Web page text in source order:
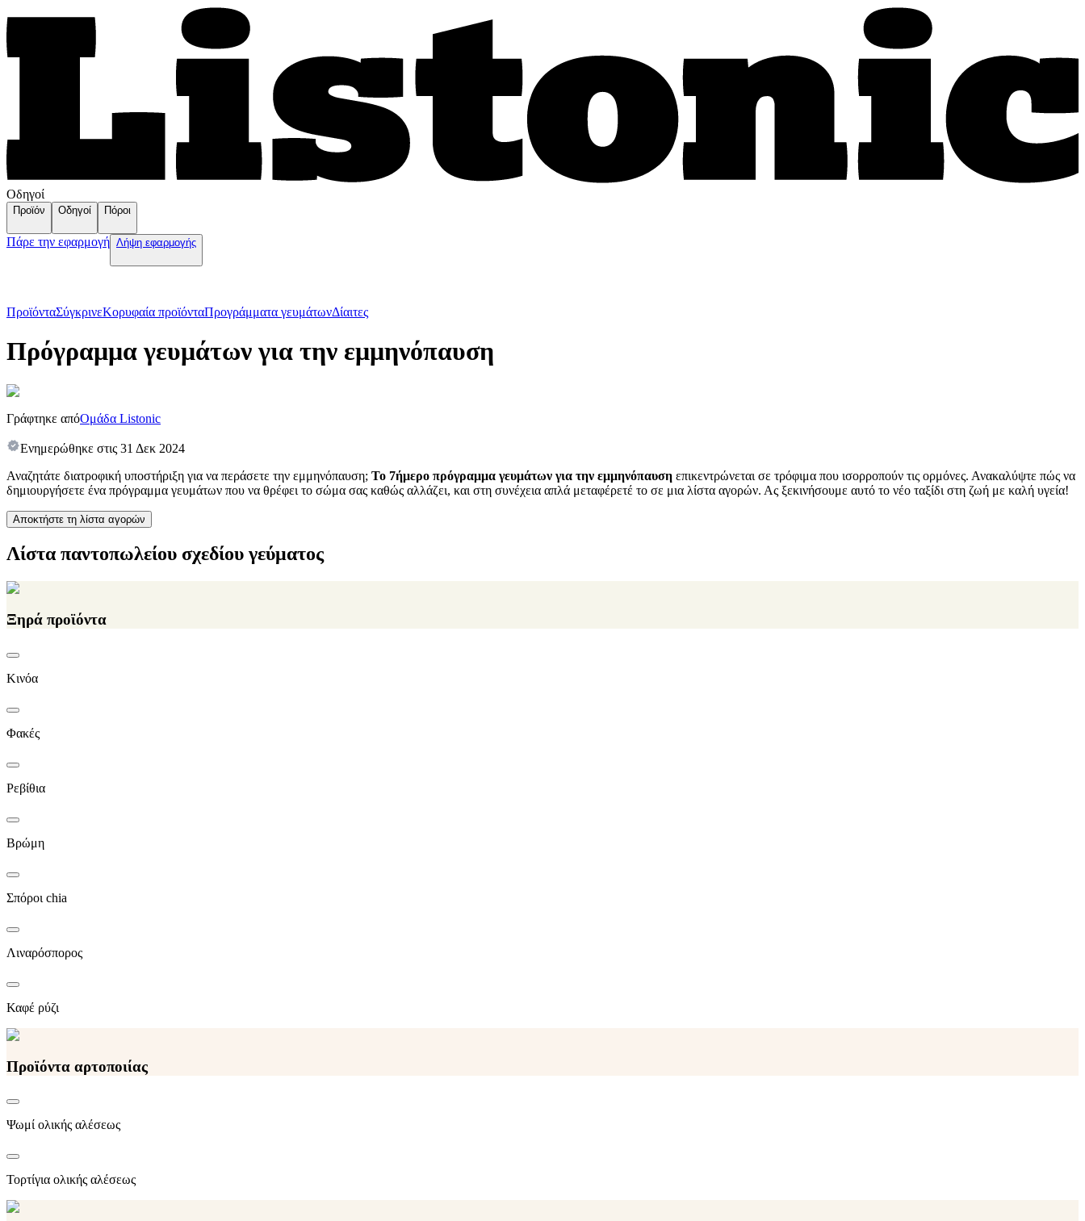
Οδηγοί
Προϊόν Οδηγοί Πόροι
Πάρε την εφαρμογή Λήψη εφαρμογής
ΠροϊόνταΣύγκρινεΚορυφαία προϊόνταПρογράμματα γευμάτωνΔίαιτες
Πρόγραμμα γευμάτων για την εμμηνόπαυση
Γράφτηκε απόΟμάδα Listonic
Ενημερώθηκε στις 31 Δεκ 2024
Αναζητάτε διατροφική υποστήριξη για να περάσετε την εμμηνόπαυση; Το 7ήμερο πρόγραμμα γευμάτων για την εμμηνόπαυση επικεντρώνεται σε τρόφιμα που ισορροπούν τις ορμόνες. Ανακαλύψτε πώς να
δημιουργήσετε ένα πρόγραμμα γευμάτων που να θρέφει το σώμα σας καθώς αλλάζει, και στη συνέχεια απλά μεταφέρετέ το σε μια λίστα αγορών. Ας ξεκινήσουμε αυτό το νέο ταξίδι στη ζωή με καλή υγεία!
Αποκτήστε τη λίστα αγορών
Λίστα παντοπωλείου σχεδίου γεύματος
Ξηρά προϊόντα
Κινόα
Φακές
Ρεβίθια
Βρώμη
Σπόροι chia
Λιναρόσπορος
Καφέ ρύζι
Προϊόντα αρτοποιίας
Ψωμί ολικής αλέσεως
Τορτίγια ολικής αλέσεως